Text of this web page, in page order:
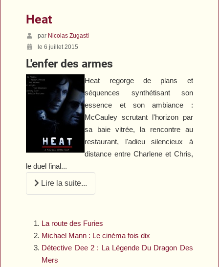
Heat
par Nicolas Zugasti
le 6 juillet 2015
L'enfer des armes
Heat regorge de plans et
séquences synthétisant son
essence et son ambiance :
McCauley scrutant l'horizon par
sa baie vitrée, la rencontre au
restaurant, l'adieu silencieux à
distance entre Charlene et Chris,
le duel final...
Lire la suite...
La route des Furies
Michael Mann : Le cinéma fois dix
Détective Dee 2 : La Légende Du Dragon Des
Mers